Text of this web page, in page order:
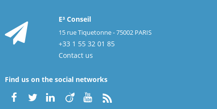
E³ Conseil
15 rue Tiquetonne - 75002 PARIS
+33 1 55 32 01 85
Contact us
Find us on the social networks